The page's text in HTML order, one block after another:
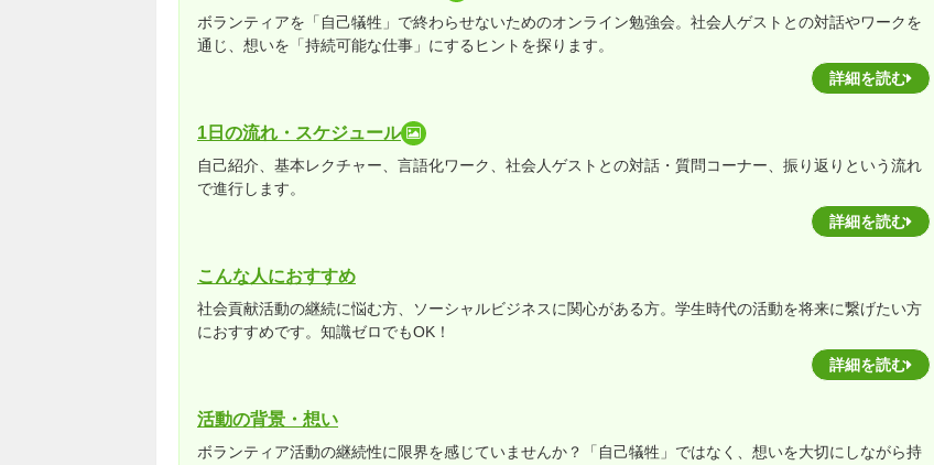
ボランティアを「自己犠牲」で終わらせないためのオンライン勉強会。社会人ゲストとの対話やワークを
通じ、想いを「持続可能な仕事」にするヒントを探ります。
詳細を読む
1日の流れ・スケジュール
自己紹介、基本レクチャー、言語化ワーク、社会人ゲストとの対話・質問コーナー、振り返りという流れ
で進行します。
詳細を読む
こんな人におすすめ
社会貢献活動の継続に悩む方、ソーシャルビジネスに関心がある方。学生時代の活動を将来に繋げたい方
におすすめです。知識ゼロでもOK！
詳細を読む
活動の背景・想い
ボランティア活動の継続性に限界を感じていませんか？「自己犠牲」ではなく、想いを大切にしながら持